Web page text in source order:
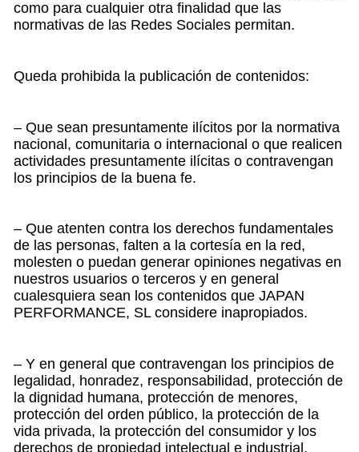
como para cualquier otra finalidad que las
normativas de las Redes Sociales permitan.
Queda prohibida la publicación de contenidos:
– Que sean presuntamente ilícitos por la normativa
nacional, comunitaria o internacional o que realicen
actividades presuntamente ilícitas o contravengan
los principios de la buena fe.
– Que atenten contra los derechos fundamentales
de las personas, falten a la cortesía en la red,
molesten o puedan generar opiniones negativas en
nuestros usuarios o terceros y en general
cualesquiera sean los contenidos que JAPAN
PERFORMANCE, SL considere inapropiados.
– Y en general que contravengan los principios de
legalidad, honradez, responsabilidad, protección de
la dignidad humana, protección de menores,
protección del orden público, la protección de la
vida privada, la protección del consumidor y los
derechos de propiedad intelectual e industrial.